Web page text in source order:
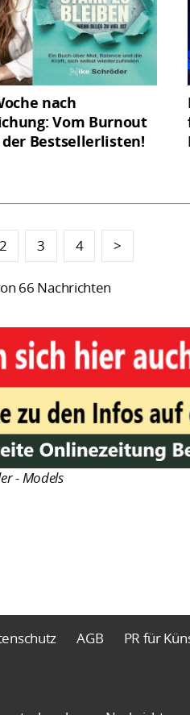
nach
Vom Burnout
Bestsellerlisten!
2 3 4 >
66 Nachrichten
- Models
AGB PR für